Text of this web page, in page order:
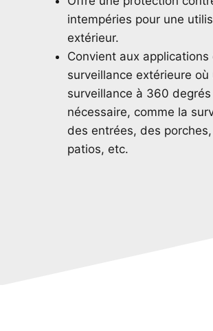
intempéries pour une
extérieur.
Convient aux applications
surveillance extérieure où
surveillance à 360 degrés
nécessaire, comme la
des entrées, des
patios, etc.